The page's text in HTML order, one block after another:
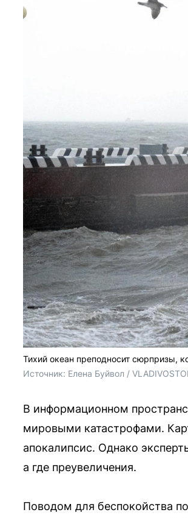
Тихий океан преподносит сюрпризы,
Источник: Елена Буйвол /
В информационном
мировыми катастрофами.
апокалипсис. Однако
а где преувеличения.
Поводом для беспокойства